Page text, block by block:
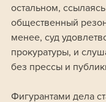
остальном,
общественный
менее, суд
прокуратуры, и
без прессы и
Фигурантами дела